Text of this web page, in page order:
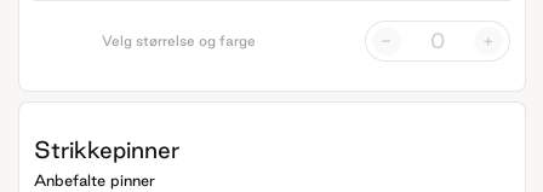
Velg størrelse og farge - +
Strikkepinner
Anbefalte pinner